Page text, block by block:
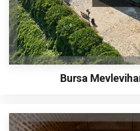
Bursa